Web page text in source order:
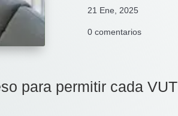
21 Ene, 2025
0 comentarios
para permitir cada VUT